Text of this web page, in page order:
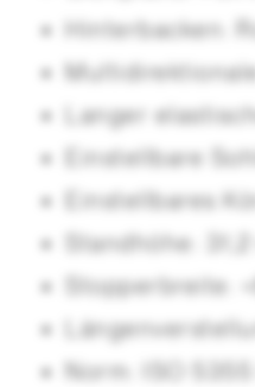
Hinterbacken:
Langer
Einstellbare
Einstellbares
Standhöhe:
Stopperbreite:
Norm: ISO